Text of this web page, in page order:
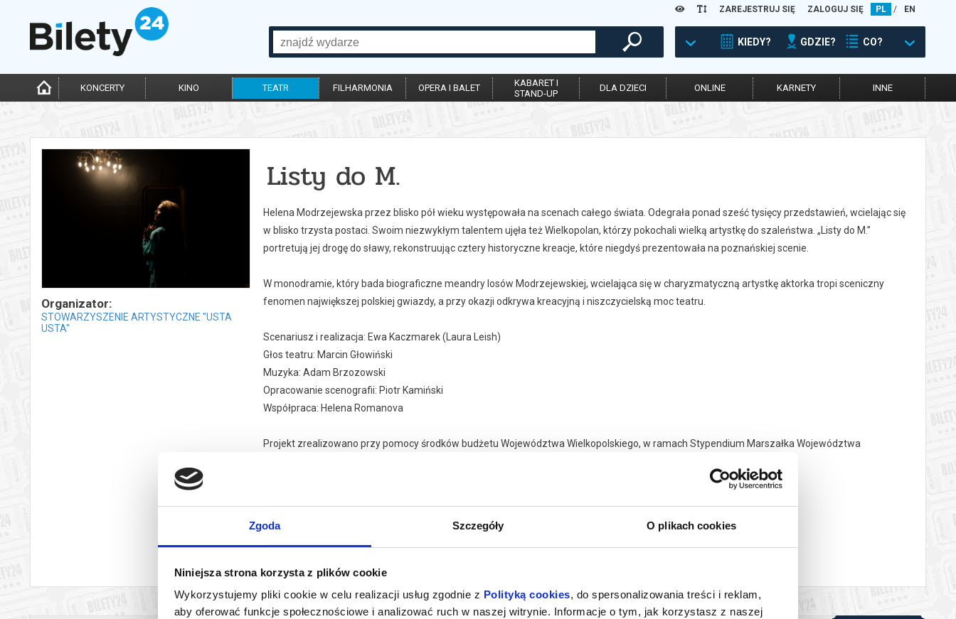
Zgoda Szczegóły O plikach cookies
Niniejsza strona korzysta z plików cookie
Wykorzystujemy pliki cookie w celu realizacji usług zgodnie z Polityką cookies, do spersonalizowania treści i reklam,
aby oferować funkcje społecznościowe i analizować ruch w naszej witrynie. Informacje o tym, jak korzystasz z naszej
ZAREJESTRUJ SIĘ ZALOGUJ SIĘ PL / EN
KIEDY? GDZIE? CO?
KONCERTY KINO TEATR FILHARMONIA OPERA I BALET
KABARET I
STAND-UP
DLA DZIECI ONLINE KARNETY INNE
Organizator:
STOWARZYSZENIE ARTYSTYCZNE "USTA
USTA"
Listy do M.
Helena Modrzejewska przez blisko pół wieku występowała na scenach całego świata. Odegrała ponad sześć tysięcy przedstawień, wcielając się
w blisko trzysta postaci. Swoim niezwykłym talentem ujęła też Wielkopolan, którzy pokochali wielką artystkę do szaleństwa. „Listy do M.”
portretują jej drogę do sławy, rekonstruując cztery historyczne kreacje, które niegdyś prezentowała na poznańskiej scenie.
W monodramie, który bada biograficzne meandry losów Modrzejewskiej, wcielająca się w charyzmatyczną artystkę aktorka tropi sceniczny
fenomen największej polskiej gwiazdy, a przy okazji odkrywa kreacyjną i niszczycielską moc teatru.
Scenariusz i realizacja: Ewa Kaczmarek (Laura Leish)
Głos teatru: Marcin Głowiński
Muzyka: Adam Brzozowski
Opracowanie scenografii: Piotr Kamiński
Współpraca: Helena Romanova
Projekt zrealizowano przy pomocy środków budżetu Województwa Wielkopolskiego, w ramach Stypendium Marszałka Województwa
*******
Bezpieczne zakupy w Bilety24. W przypadku odwołania wydarzenia, gwarantujemy automatyczny zwrot środków potwierdzony komunikatem